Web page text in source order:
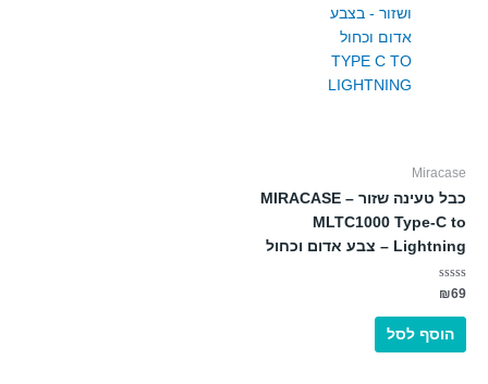
Miracase
כבל טעינה שזור – MIRACASE
MLTC1000 Type-C to
Lightning – צבע אדום וכחול
דורג
מתוך
₪69
הוסף לסל